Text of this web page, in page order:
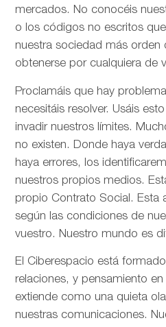
mercados. No conocéis
o los códigos no escritos
nuestra sociedad más orden
obtenerse por cualquiera de
Proclamáis que hay
necesitáis resolver. Usáis
invadir nuestros límites.
no existen. Donde haya
haya errores, los
nuestros propios medios.
propio Contrato Social. Esta
según las condiciones de
vuestro. Nuestro mundo es
El Ciberespacio está
relaciones, y pensamiento
extiende como una quieta
nuestras comunicaciones.